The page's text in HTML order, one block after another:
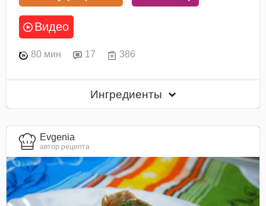
Видео
80 мин 17 386
Ингредиенты
Evgenia
автор рецепта